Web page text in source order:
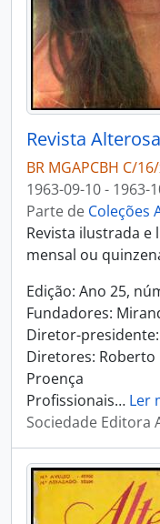
Revista
BR MGAPCBH C/
1963-09-10 - 1963-
Parte de Coleções
Revista ilustrada
mensal ou
Edição: Ano 25,
Fundadores:
Diretor-presidente:
Diretores: Roberto
Proença
Profissionais… Ler
Sociedade Editora